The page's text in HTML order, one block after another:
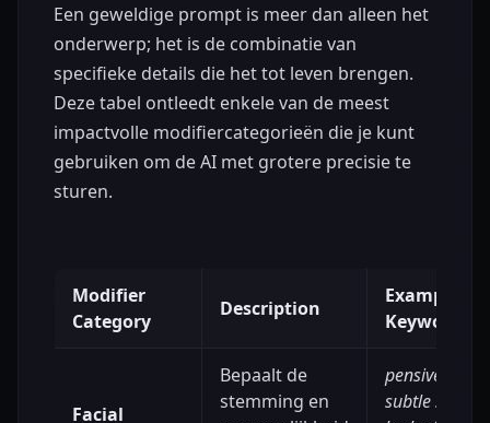
Een geweldige prompt is meer dan alleen het
onderwerp; het is de combinatie van
specifieke details die het tot leven brengen.
Deze tabel ontleedt enkele van de meest
impactvolle modifiercategorieën die je kunt
gebruiken om de AI met grotere precisie te
sturen.
Modifier
Category
Description
Example
Keywords
Facial
Bepaalt de
stemming en
pensive gaze,
subtle smirk,